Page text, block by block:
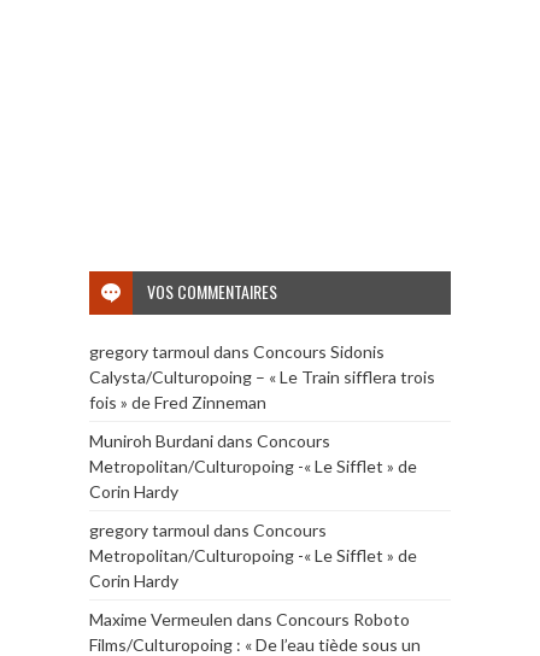
VOS COMMENTAIRES
gregory tarmoul dans Concours Sidonis
Calysta/Culturopoing – « Le Train sifflera trois
fois » de Fred Zinneman
Muniroh Burdanidans Concours
Metropolitan/Culturopoing -« Le Sifflet » de
Corin Hardy
gregory tarmoul dans Concours
Metropolitan/Culturopoing -« Le Sifflet » de
Corin Hardy
Maxime Vermeulen dans Concours Roboto
Films/Culturopoing : « De l’eau tiède sous un